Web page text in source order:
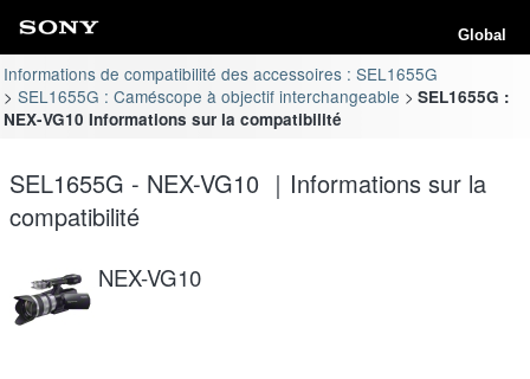
Global
Informations de compatibilité des accessoires : SEL1655G
SEL1655G : Caméscope à objectif interchangeable
SEL1655G :
NEX-VG10 Informations sur la compatibilité
SEL1655G - NEX-VG10 ｜Informations sur la
compatibilité
NEX-VG10